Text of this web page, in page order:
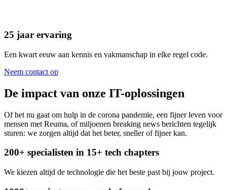
25 jaar ervaring
Een kwart eeuw aan kennis en vakmanschap in elke regel code.
Neem contact op
De impact van onze IT-oplossingen
Of het nu gaat om hulp in de corona pandemie, een fijner leven voor
mensen met Reuma, of miljoenen breaking news berichten tegelijk
sturen: we zorgen altijd dat het beter, sneller of fijner kan.
200+ specialisten in 15+ tech chapters
We kiezen altijd de technologie die het beste past bij jouw project.